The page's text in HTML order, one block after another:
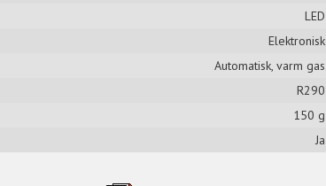
LED
Elektronisk
Automatisk, varm gas
R290
150 g
Ja